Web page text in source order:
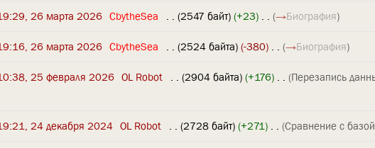
26 марта 2026 CbytheSea . . (2547 байт) (+23) . . (→Биография)
26 марта 2026 CbytheSea . . (2524 байта) (-380) . . (→Биография)
25 февраля 2026 OL Robot . . (2904 байта) (+176) . . (Перезапись
24 декабря 2024 OL Robot . . (2728 байт) (+271) . . (Сравнение с